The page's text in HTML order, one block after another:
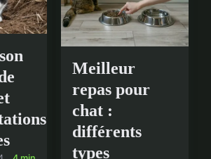
Meilleur
repas pour
chat :
différents
types